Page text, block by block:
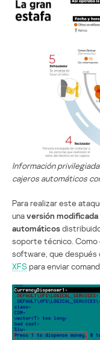
Información
cajeros automáticos
Para realizar este
unaversión
automáticos
soporte técnico. Como
software, que después
XFS para enviar